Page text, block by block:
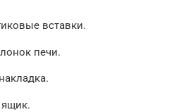
вставки.
печи.